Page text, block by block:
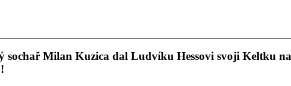
sochař Milan Kuzica dal Ludvíku Hessovi svoji Keltku na